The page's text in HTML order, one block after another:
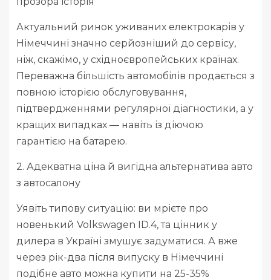
Актуальний ринок уживаних електрокарів у
Німеччині значно серйозніший до сервісу,
ніж, скажімо, у східноєвропейських країнах.
Переважна більшість автомобілів продається з
повною історією обслуговування,
підтвердженнями регулярної діагностики, а у
кращих випадках — навіть із діючою
гарантією на батарею.
2. Адекватна ціна й вигідна альтернатива авто
з автосалону
Уявіть типову ситуацію: ви мрієте про
новенький Volkswagen ID.4, та цінник у
дилера в Україні змушує задуматися. А вже
через рік-два після випуску в Німеччині
подібне авто можна купити на 25-35%